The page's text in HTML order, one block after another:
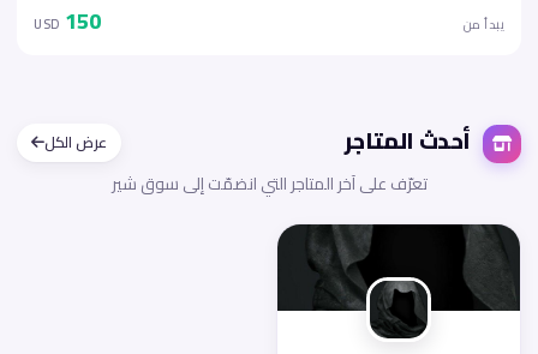
يبدأ من 150
USD
أحدث المتاجر عرض الكل
تعرّف على آخر المتاجر التي انضمّت إلى سوق شير